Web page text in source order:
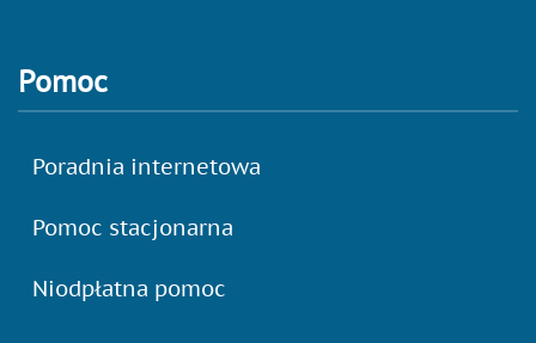
Pomoc
Poradnia internetowa
Pomoc stacjonarna
Niodpłatna pomoc